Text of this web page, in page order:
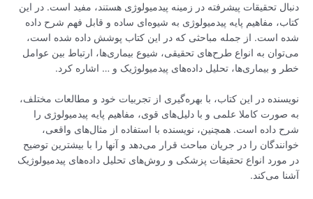
دنبال تحقیقات پیشرفته در زمینه پیدمیولوژی هستند، مفید است. در این
کتاب، مفاهیم پایه پیدمیولوژی به شیوه‌ای ساده و قابل فهم شرح داده
شده است. از جمله مباحثی که در این کتاب پوشش داده شده است،
می‌توان به انواع طرح‌های تحقیقی، شیوع بیماری‌ها، ارتباط بین عوامل
خطر و بیماری‌ها، تحلیل داده‌های پیدمیولوژیک و … اشاره کرد.
نویسنده در این کتاب، با بهره‌گیری از تجربیات خود و مطالعات مختلف،
به صورت کاملا علمی و با دلیل‌های قوی، مفاهیم پایه پیدمیولوژی را
شرح داده است. همچنین، نویسنده با استفاده از مثال‌های واقعی،
خوانندگان را در جریان مباحث قرار می‌دهد و آنها را با بیشترین توضیح
در مورد انواع تحقیقات پزشکی و روش‌های تحلیل داده‌های پیدمیولوژیک
آشنا می‌کند.